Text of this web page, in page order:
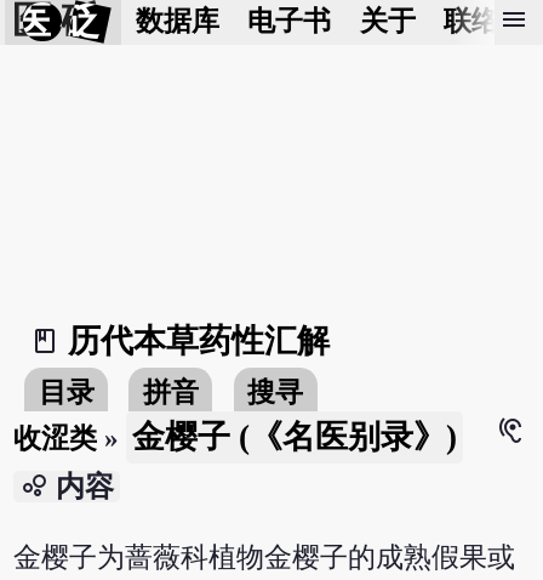
医 砭 数据库 电子书 关于 联络我
menu
book_2
历代本草药性汇解
目录 拼音
搜寻
收涩类 » 金樱子 (《名医别录》)
hearing
bubble_chart 内容
金樱子为蔷薇科植物金樱子的成熟假果或